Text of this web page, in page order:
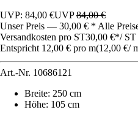
UVP: 84,00 €UVP84,00 €
Unser Preis — 30,00 € * Alle
Versandkosten pro ST30,00 €*/ ST
Entspricht 12,00 € pro m(12,00 €/
Art.-Nr. 10686121
Breite: 250 cm
Höhe: 105 cm